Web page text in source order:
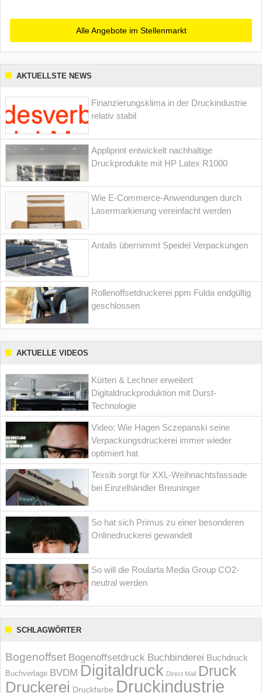
Alle Angebote im Stellenmarkt
AKTUELLSTE NEWS
Finanzierungsklima in der Druckindustrie
relativ stabil
Appliprint entwickelt nachhaltige
Druckprodukte mit HP Latex R1000
Wie E-Commerce-Anwendungen durch
Lasermarkierung vereinfacht werden
Antalis übernimmt Speidel Verpackungen
Rollenoffsetdruckerei ppm Fulda endgültig
geschlossen
AKTUELLE VIDEOS
Kürten & Lechner erweitert
Digitaldruckproduktion mit Durst-
Technologie
Video: Wie Hagen Sczepanski seine
Verpackungsdruckerei immer wieder
optimiert hat
Texsib sorgt für XXL-Weihnachtsfassade
bei Einzelhändler Breuninger
So hat sich Primus zu einer besonderen
Onlinedruckerei gewandelt
So will die Roularta Media Group CO2-
neutral werden
SCHLAGWÖRTER
Bogenoffset Bogenoffsetdruck Buchbinderei Buchdruck
Buchverlage BVDM Digitaldruck Direct Mail Druck
Druckerei Druckfarbe Druckindustrie